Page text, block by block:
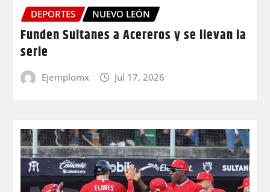
DEPORTES NUEVO LEÓN
Funden Sultanes a Acereros y se llevan la
serie
Ejemplomx Jul 17, 2026